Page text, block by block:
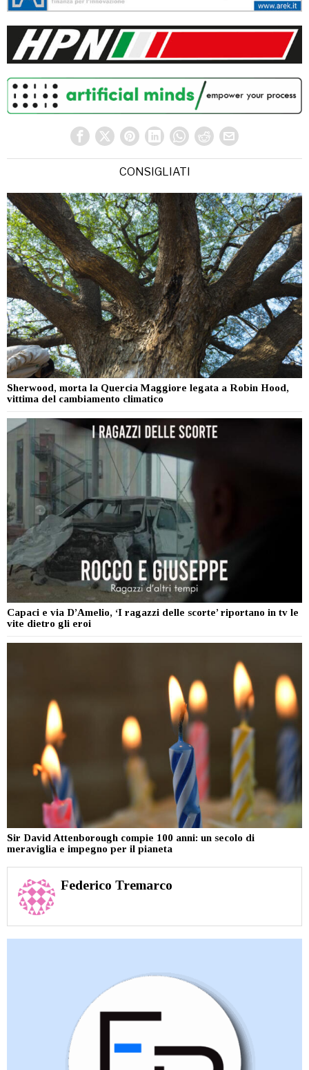
CONSIGLIATI
Sherwood, morta la Quercia Maggiore legata a Robin Hood,
vittima del cambiamento climatico
Capaci e via D’Amelio, ‘I ragazzi delle scorte’ riportano in tv le
vite dietro gli eroi
Sir David Attenborough compie 100 anni: un secolo di
meraviglia e impegno per il pianeta
Federico Tremarco